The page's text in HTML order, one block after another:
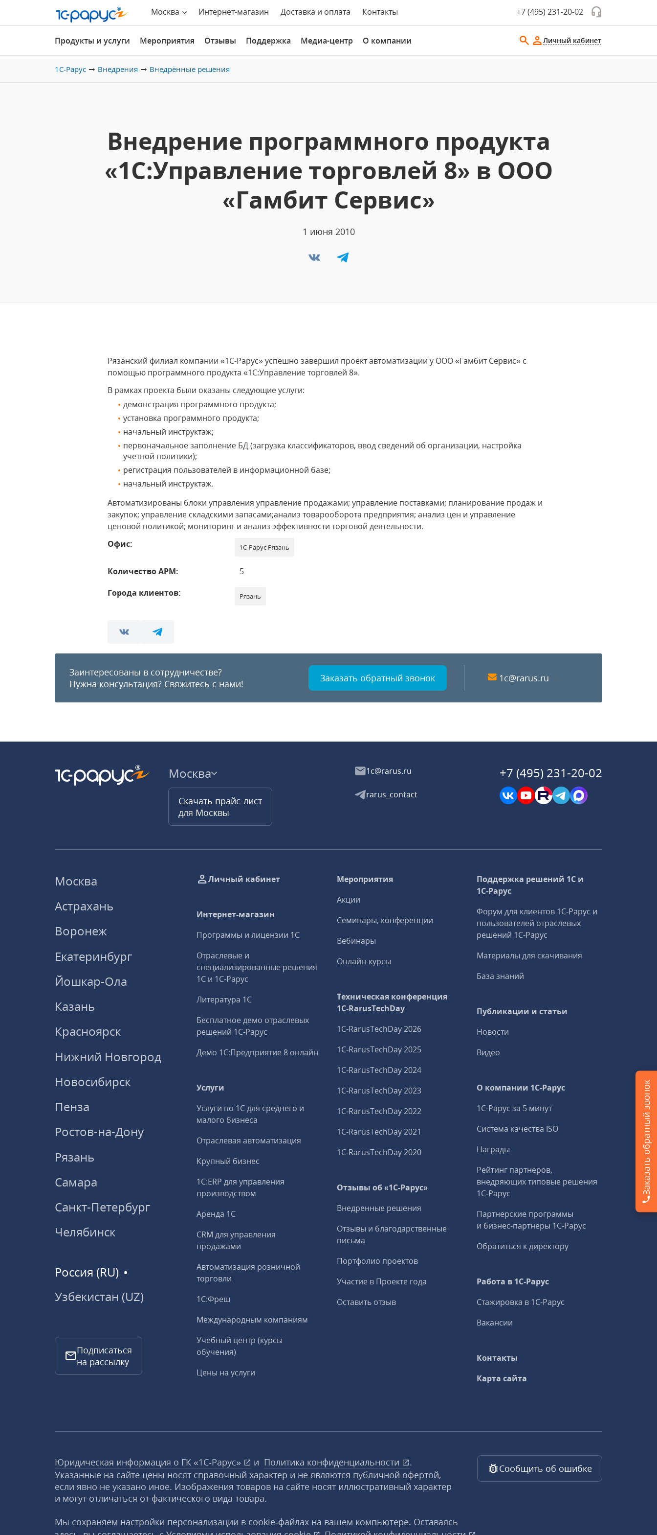
Москва Интернет-магазин Доставка и оплата Контакты +7 (495) 231-20-02
Продукты и услуги Мероприятия Отзывы Поддержка Медиа-центр О компании Личный кабинет
1С-Рарус Внедрения Внедрённые решения
Внедрение программного продукта
«1С:Управление торговлей 8» в ООО
«Гамбит Сервис»
1 июня 2010
Рязанский филиал компании «1С-Рарус» успешно завершил проект автоматизации у ООО «Гамбит Сервис» с
помощью программного продукта «1С:Управление торговлей 8».
В рамках проекта были оказаны следующие услуги:
демонстрация программного продукта;
установка программного продукта;
начальный инструктаж;
первоначальное заполнение БД (загрузка классификаторов, ввод сведений об организации, настройка
учетной политики);
регистрация пользователей в информационной базе;
начальный инструктаж.
Автоматизированы блоки управления управление продажами; управление поставками; планирование продаж и
закупок; управление складскими запасами;анализ товарооборота предприятия; анализ цен и управление
ценовой политикой; мониторинг и анализ эффективности торговой деятельности.
Офис:
1С-Рарус Рязань
Количество АРМ:
5
Города клиентов:
Рязань
Заинтересованы в сотрудничестве?
Нужна консультация? Свяжитесь с нами! Заказать обратный звонок 1c@rarus.ru
Москва
Скачать прайс-лист
для Москвы
1c@rarus.ru
rarus_contact
+7 (495) 231-20-02
Москва
Астрахань
Воронеж
Екатеринбург
Йошкар-Ола
Казань
Красноярск
Нижний Новгород
Новосибирск
Пенза
Ростов-на-Дону
Рязань
Самара
Санкт-Петербург
Челябинск
Россия (RU)
Узбекистан (UZ)
Подписаться
на рассылку
Личный кабинет
Интернет-магазин
Программы и лицензии 1С
Отраслевые и
специализированные решения
1С и 1С‑Рарус
Литература 1С
Бесплатное демо отраслевых
решений 1С‑Рарус
Демо 1С:Предприятие 8 онлайн
Услуги
Услуги по 1С для среднего и
малого бизнеса
Отраслевая автоматизация
Крупный бизнес
1С:ERP для управления
производством
Аренда 1С
CRM для управления
продажами
Автоматизация розничной
торговли
1С:Фреш
Международным компаниям
Учебный центр (курсы
обучения)
Цены на услуги
Мероприятия
Акции
Семинары, конференции
Вебинары
Онлайн-курсы
Техническая конференция
1C‑RarusTechDay
1C‑RarusTechDay 2026
1C‑RarusTechDay 2025
1C‑RarusTechDay 2024
1C‑RarusTechDay 2023
1C‑RarusTechDay 2022
1C‑RarusTechDay 2021
1C‑RarusTechDay 2020
Отзывы об «1С-Рарус»
Внедренные решения
Отзывы и благодарственные
письма
Портфолио проектов
Участие в Проекте года
Оставить отзыв
Поддержка решений 1С и
1С‑Рарус
Форум для клиентов 1С‑Рарус и
пользователей отраслевых
решений 1С‑Рарус
Материалы для скачивания
База знаний
Публикации и статьи
Новости
Видео
О компании 1C-Рарус
1С-Рарус за 5 минут
Система качества ISO
Награды
Рейтинг партнеров,
внедряющих типовые решения
1С‑Рарус
Партнерские программы
и бизнес‑партнеры 1С‑Рарус
Обратиться к директору
Работа в 1С‑Рарус
Стажировка в 1С‑Рарус
Вакансии
Контакты
Карта сайта
Юридическая информация о ГК «1С‑Рарус» и Политика конфиденциальности
.
Указанные на сайте цены носят справочный характер и не являются публичной офертой,
если явно не указано иное. Изображения товаров на сайте носят иллюстративный характер
и могут отличаться от фактического вида товара.
Мы сохраняем настройки персонализации в cookie‑файлах на вашем компьютере. Оставаясь
Сообщить об ошибке
Заказать обратный звонок